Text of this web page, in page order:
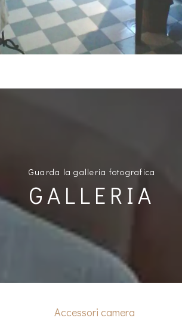
Guarda la galleria fotografica
GALLERIA
Accessori camera